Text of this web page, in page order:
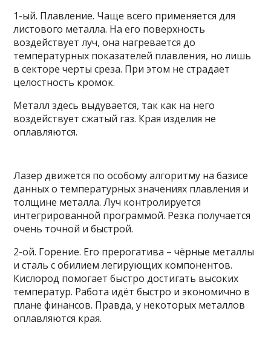
1-ый. Плавление. Чаще всего применяется для
листового металла. На его поверхность
воздействует луч, она нагревается до
температурных показателей плавления, но лишь
в секторе черты среза. При этом не страдает
целостность кромок.
Металл здесь выдувается, так как на него
воздействует сжатый газ. Края изделия не
оплавляются.
Лазер движется по особому алгоритму на базисе
данных о температурных значениях плавления и
толщине металла. Луч контролируется
интегрированной программой. Резка получается
очень точной и быстрой.
2-ой. Горение. Его прерогатива – чёрные металлы
и сталь с обилием легирующих компонентов.
Кислород помогает быстро достигать высоких
температур. Работа идёт быстро и экономично в
плане финансов. Правда, у некоторых металлов
оплавляются края.